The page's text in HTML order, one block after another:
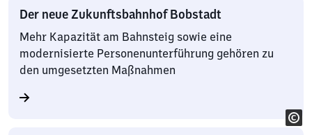
Der neue Zukunftsbahnhof Bobstadt
Mehr Kapazität am Bahnsteig sowie eine
modernisierte Personenunterführung gehören zu
den umgesetzten Maßnahmen